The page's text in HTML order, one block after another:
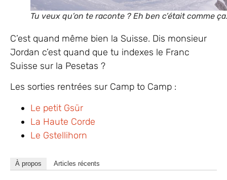
Tu veux qu’on te raconte ? Eh ben c’était comme
C’est quand même bien la Suisse. Dis monsieur
Jordan c’est quand que tu indexes le Franc
Suisse sur la Pesetas ?
Les sorties rentrées sur Camp to Camp :
Le petit Gsür
La Haute Corde
Le Gstellihorn
À propos Articles récents